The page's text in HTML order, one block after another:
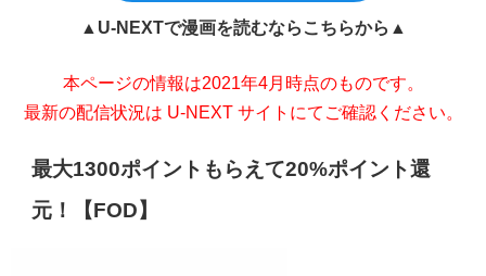
▲U-NEXTで漫画を読むならこちらから▲
本ページの情報は2021年4月時点のものです。
最新の配信状況は U-NEXT サイトにてご確認ください。
最大1300ポイントもらえて20%ポイント還
元！【FOD】